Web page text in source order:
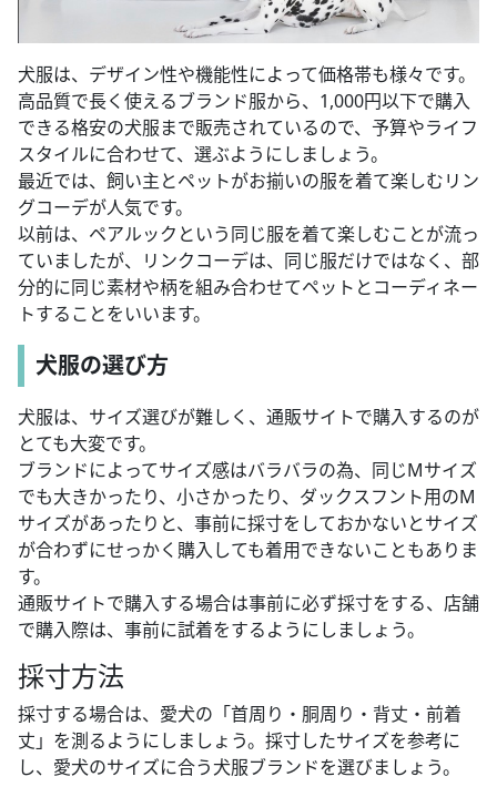
犬服は、デザイン性や機能性によって価格帯も様々です。
高品質で長く使えるブランド服から、1,000円以下で購入
できる格安の犬服まで販売されているので、予算やライフ
スタイルに合わせて、選ぶようにしましょう。
最近では、飼い主とペットがお揃いの服を着て楽しむリン
グコーデが人気です。
以前は、ペアルックという同じ服を着て楽しむことが流っ
ていましたが、リンクコーデは、同じ服だけではなく、部
分的に同じ素材や柄を組み合わせてペットとコーディネー
トすることをいいます。
犬服の選び方
犬服は、サイズ選びが難しく、通販サイトで購入するのが
とても大変です。
ブランドによってサイズ感はバラバラの為、同じMサイズ
でも大きかったり、小さかったり、ダックスフント用のM
サイズがあったりと、事前に採寸をしておかないとサイズ
が合わずにせっかく購入しても着用できないこともありま
す。
通販サイトで購入する場合は事前に必ず採寸をする、店舗
で購入際は、事前に試着をするようにしましょう。
採寸方法
採寸する場合は、愛犬の「首周り・胴周り・背丈・前着
丈」を測るようにしましょう。採寸したサイズを参考に
し、愛犬のサイズに合う犬服ブランドを選びましょう。